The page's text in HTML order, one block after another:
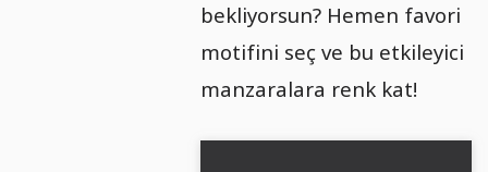
bekliyorsun? Hemen favori
motifini seç ve bu etkileyici
manzaralara renk kat!